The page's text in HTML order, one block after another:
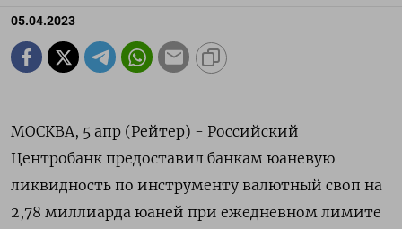
05.04.2023
МОСКВА, 5 апр (Рейтер) - Российский
Центробанк предоставил банкам юаневую
ликвидность по инструменту валютный своп на
2,78 миллиарда юаней при ежедневном лимите